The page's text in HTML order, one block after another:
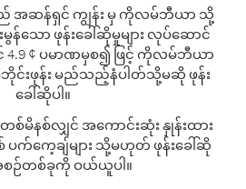
ည် အဆန်ရှင် ကျွန်း မှ ကိုလမ်ဘီယာ သို့
သော ဖုန်းခေါ်ဆိုမှုများ လုပ်ဆောင်
4.9 ¢ ပမာဏမှစ၍ ဖြင့် ကိုလမ်ဘီယာ
င်းဖုန်း မည်သည့်နံပါတ်သို့မဆို ဖုန်း
ခေါ်ဆိုပါ။
နစ်လျှင် အကောင်းဆုံး နှုန်းထား
ပက်ကေ့ချ်များ သို့မဟုတ် ဖုန်းခေါ်ဆို
ဉ်တစ်ခုကို ဝယ်ယူပါ။